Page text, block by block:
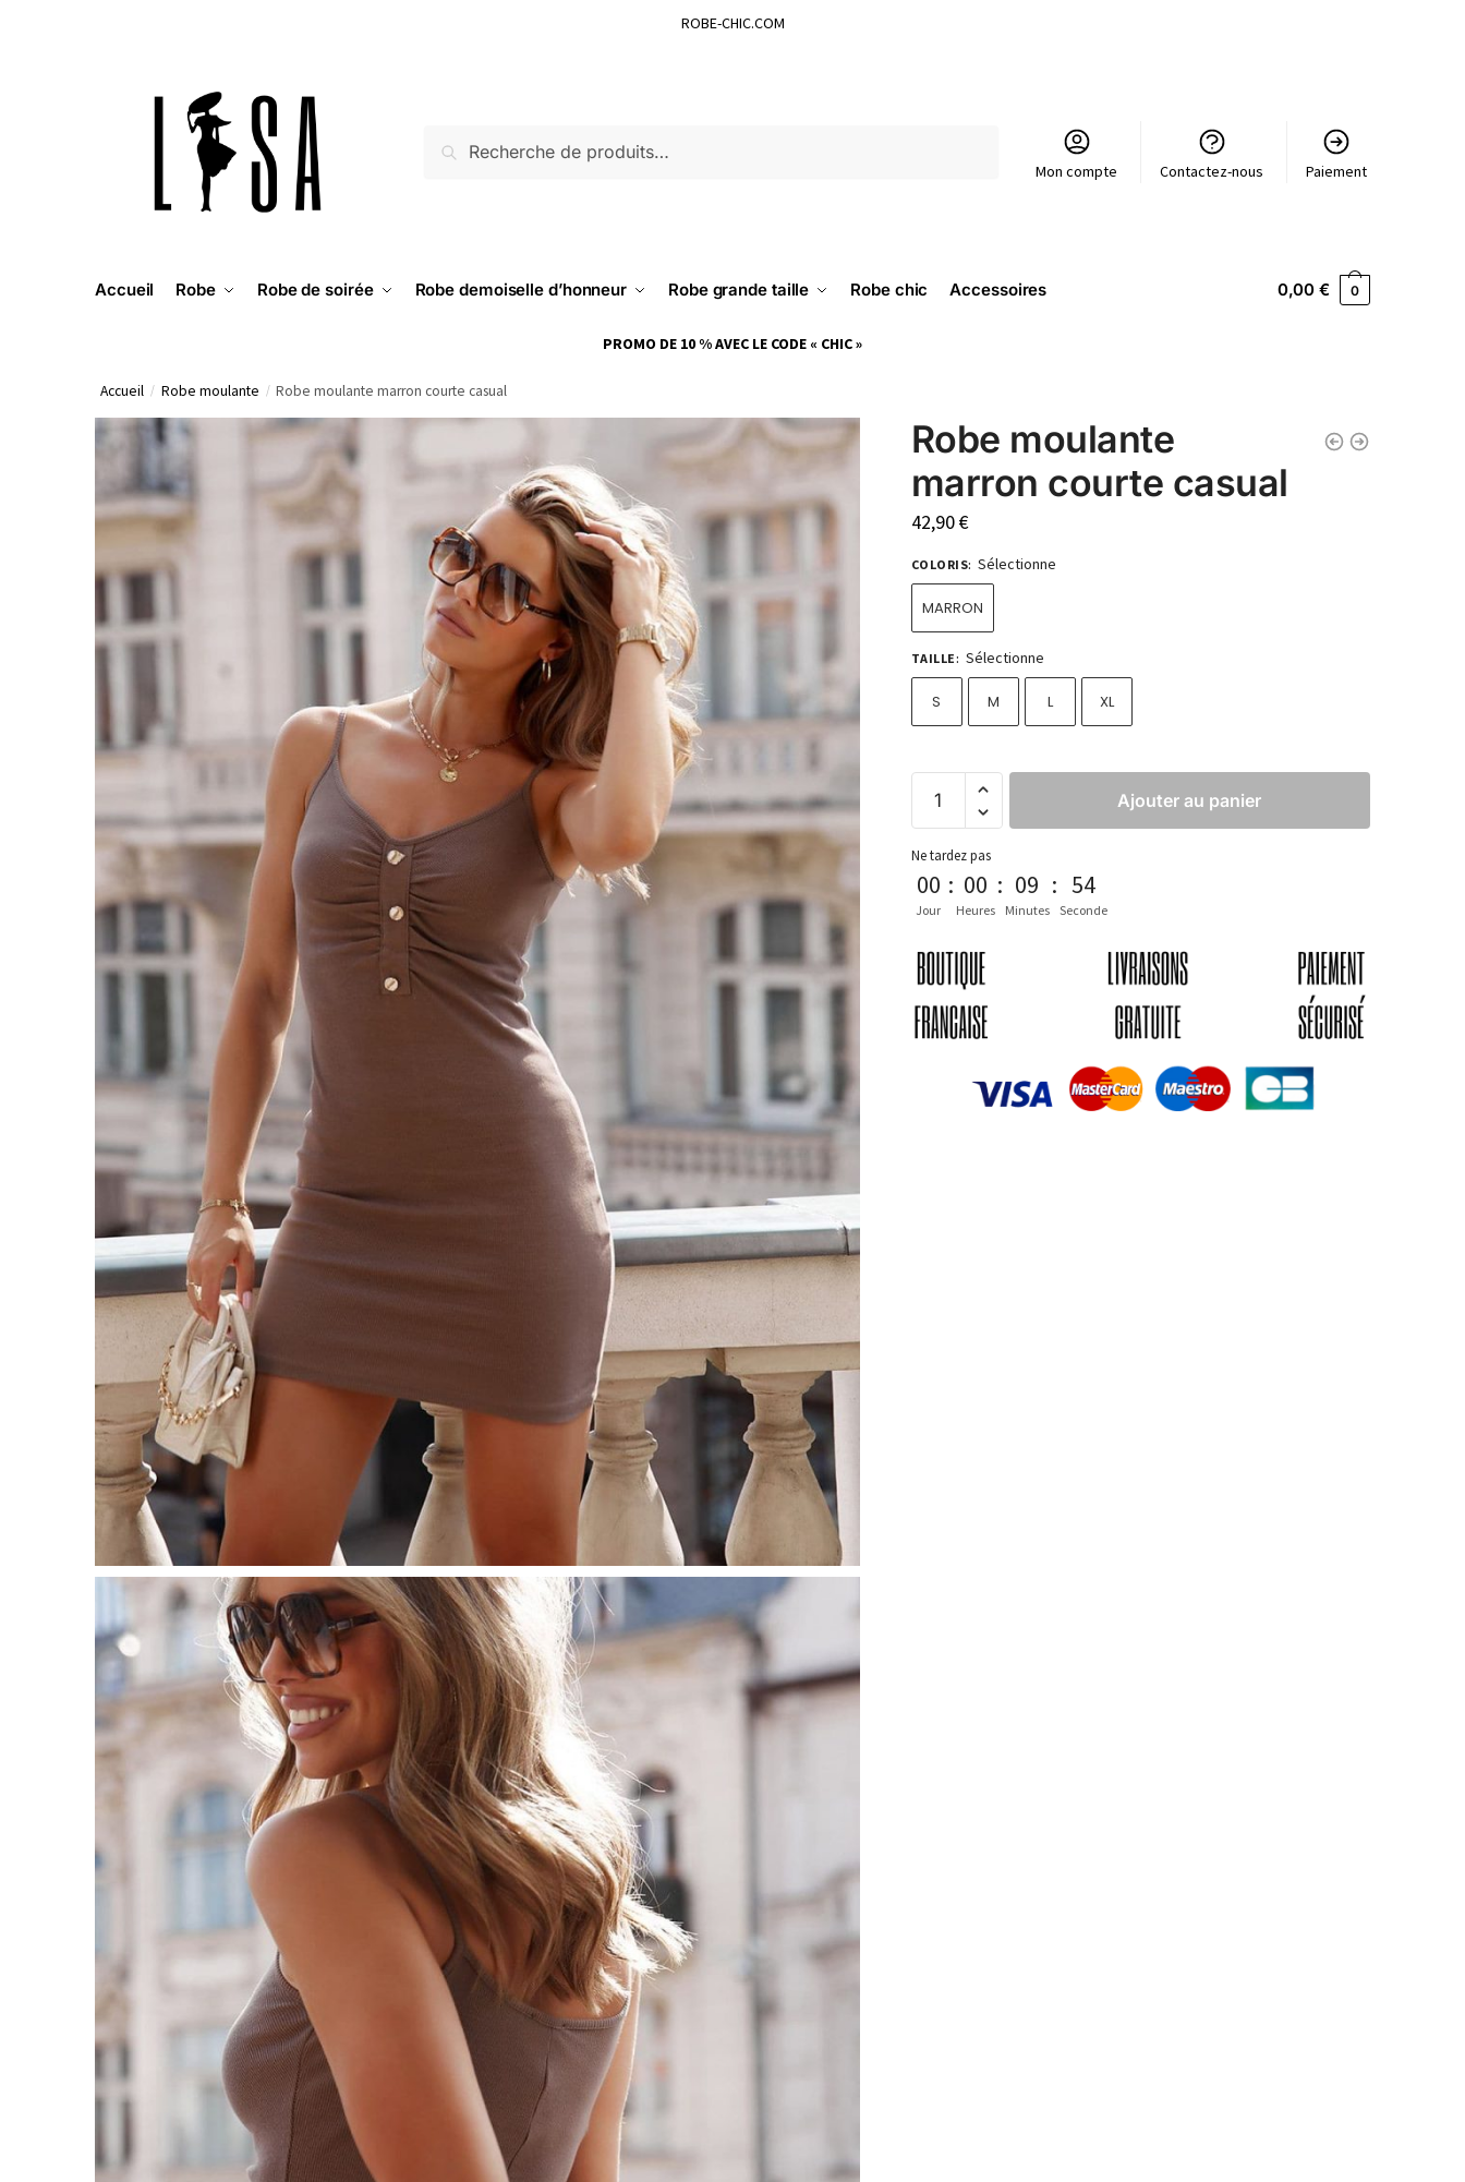
ROBE-CHIC.COM
RECHERCHE
Mon compte Contactez-nous Paiement
Accueil Robe Robe de soirée Robe demoiselle d’honneur Robe grande taille Robe chic Accessoires 0,00€ 0
PROMO DE 10 % AVEC LE CODE « CHIC »
Accueil / Robe moulante / Robe moulante marron courte casual
Robe moulante
marron courte casual
42,90€
COLORIS: Sélectionne
MARRON
TAILLE: Sélectionne
S M L XL
Ajouter au panier
Ne tardez pas
00
Jour
: 00
Heures
: 09
Minutes
: 53
Seconde